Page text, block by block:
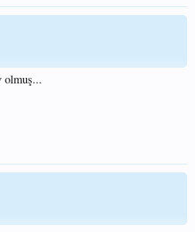
olmuş...